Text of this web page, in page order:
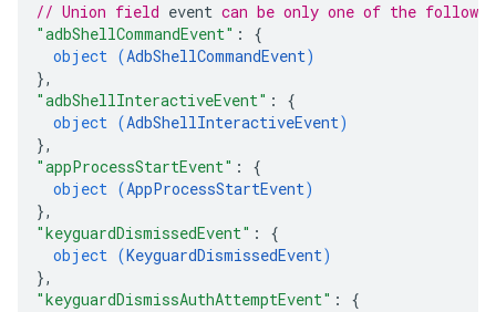
// Union field event can be only one of the
"adbShellCommandEvent" : {
object (AdbShellCommandEvent)
},
"adbShellInteractiveEvent" : {
object (AdbShellInteractiveEvent)
},
"appProcessStartEvent" : {
object (AppProcessStartEvent)
},
"keyguardDismissedEvent" : {
object (KeyguardDismissedEvent)
},
"keyguardDismissAuthAttemptEvent" : {